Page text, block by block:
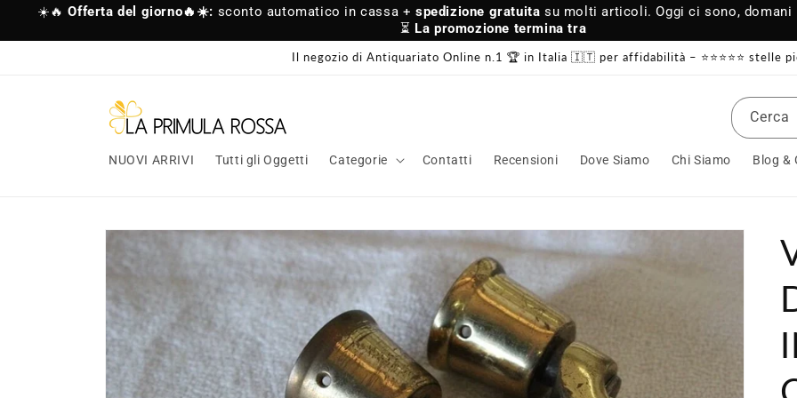
☀️🔥Offerta del giorno🔥☀️: sconto automatico in cassa + spedizione gratuita su molti articoli. Oggi ci sono, domani
⏳ La promozione termina tra
direttamente
Il negozio di Antiquariato Online n.1 🏆 in Italia 🇮🇹 per affidabilità – ⭐⭐⭐⭐⭐ stelle
NUOVI ARRIVI Tutti gli Oggetti Categorie Contatti Recensioni Dove Siamo Chi Siamo Blog &
Cerca
Passa alle
informazioni
sul prodotto